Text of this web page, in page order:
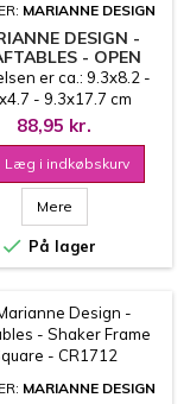
MARIANNE DESIGN
DESIGN -
- OPEN
- CR1715
er ca.: 9.3x8.2 -
- 9.3x17.7 cm
88,95 kr.
Læg i indkøbskurv
Mere
 På lager
MARIANNE DESIGN